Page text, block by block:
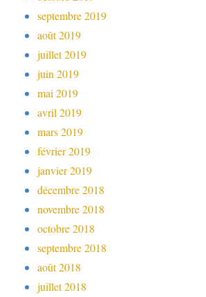
septembre 2019
août 2019
juillet 2019
juin 2019
mai 2019
avril 2019
mars 2019
février 2019
janvier 2019
décembre 2018
novembre 2018
octobre 2018
septembre 2018
août 2018
juillet 2018